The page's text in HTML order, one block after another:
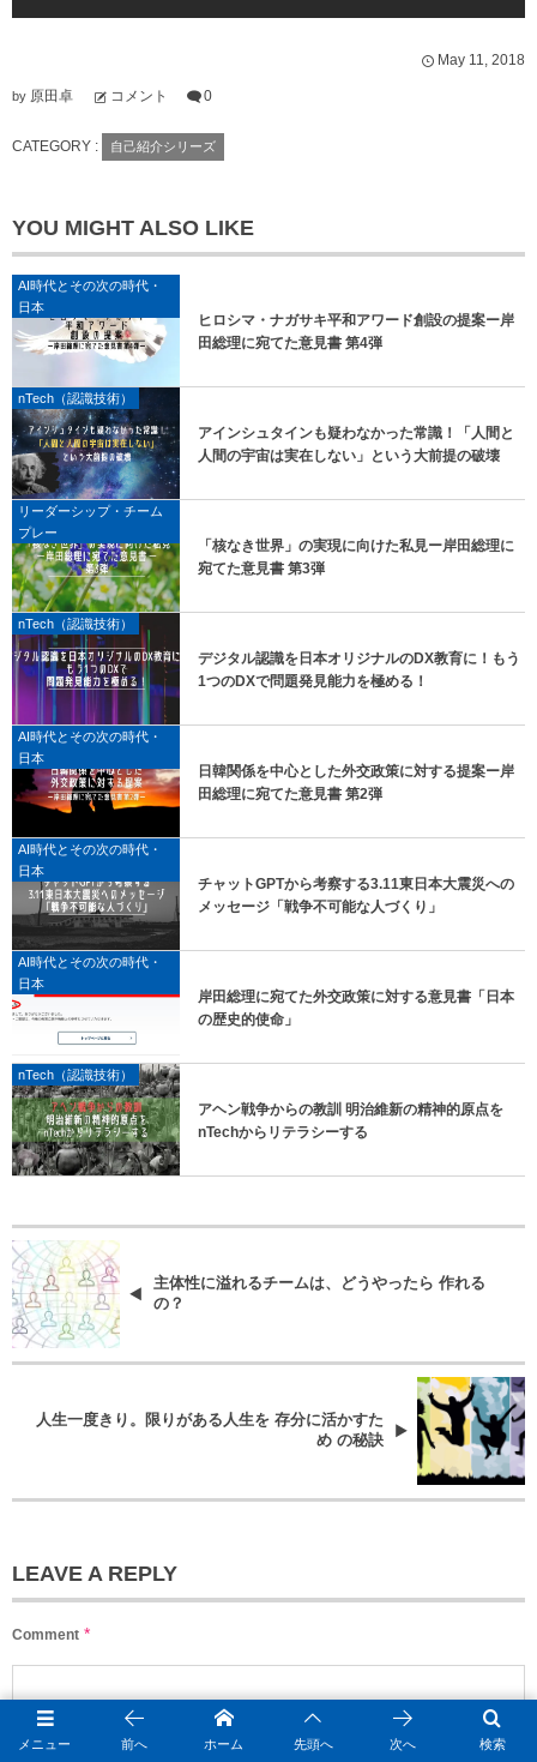
May 11, 2018
by 原田卓 コメント 0
CATEGORY : 自己紹介シリーズ
YOU MIGHT ALSO LIKE
AI時代とその次の時代・
日本
ヒロシマ・ナガサキ平和アワード創設の提案ー岸
田総理に宛てた意見書 第4弾
nTech（認識技術）
アインシュタインも疑わなかった常識！「人間と
人間の宇宙は実在しない」という大前提の破壊
リーダーシップ・チーム
プレー
「核なき世界」の実現に向けた私見ー岸田総理に
宛てた意見書 第3弾
nTech（認識技術）
デジタル認識を日本オリジナルのDX教育に！もう
1つのDXで問題発見能力を極める！
AI時代とその次の時代・
日本
日韓関係を中心とした外交政策に対する提案ー岸
田総理に宛てた意見書 第2弾
AI時代とその次の時代・
日本
チャットGPTから考察する3.11東日本大震災への
メッセージ「戦争不可能な人づくり」
AI時代とその次の時代・
日本
岸田総理に宛てた外交政策に対する意見書「日本
の歴史的使命」
nTech（認識技術）
アヘン戦争からの教訓 明治維新の精神的原点を
nTechからリテラシーする
主体性に溢れるチームは、どうやったら 作れる
の？
人生一度きり。限りがある人生を 存分に活かすた
め の秘訣
LEAVE A REPLY
Comment *
メニュー 検索
前へ ホーム 先頭へ 次へ